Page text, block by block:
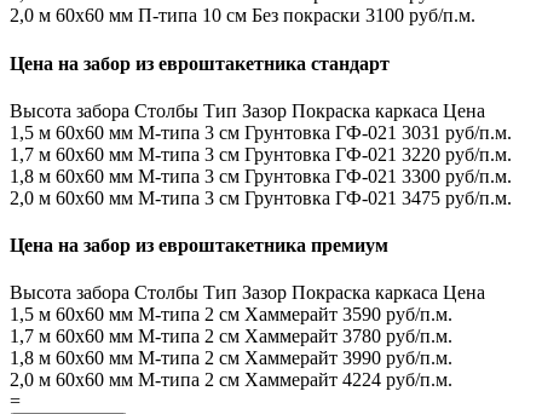
2,0 м 60х60 мм П-типа 10 см Без покраски 3100 руб/п.м.
Цена на забор из евроштакетника стандарт
Высота забора Столбы Тип Зазор Покраска каркаса Цена
1,5 м 60х60 мм М-типа 3 см Грунтовка ГФ-021 3031 руб/п.м.
1,7 м 60х60 мм М-типа 3 см Грунтовка ГФ-021 3220 руб/п.м.
1,8 м 60х60 мм М-типа 3 см Грунтовка ГФ-021 3300 руб/п.м.
2,0 м 60х60 мм М-типа 3 см Грунтовка ГФ-021 3475 руб/п.м.
Цена на забор из евроштакетника премиум
Высота забора Столбы Тип Зазор Покраска каркаса Цена
1,5 м 60х60 мм М-типа 2 см Хаммерайт 3590 руб/п.м.
1,7 м 60х60 мм М-типа 2 см Хаммерайт 3780 руб/п.м.
1,8 м 60х60 мм М-типа 2 см Хаммерайт 3990 руб/п.м.
2,0 м 60х60 мм М-типа 2 см Хаммерайт 4224 руб/п.м.
=